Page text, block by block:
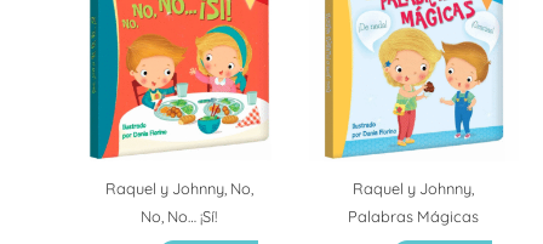
Raquel y Johnny, No,
No, No… ¡Sí!
Raquel y Johnny,
Palabras Mágicas